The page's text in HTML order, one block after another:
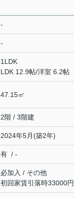
-
-
1LDK
LDK 12.9帖/洋室 6.2帖
47.15㎡
2階 / 3階建
2024年5月(築2年)
有 / -
必加入 / その他
初回家賃引落時33000